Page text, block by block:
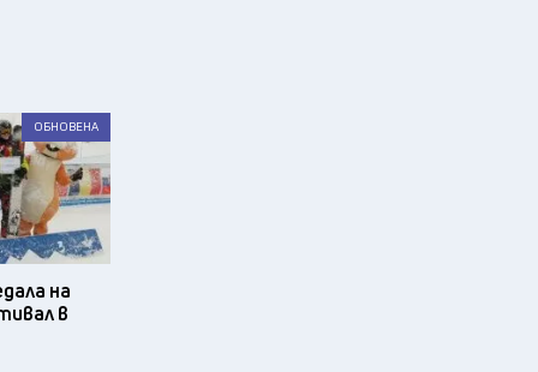
ОБНОВЕНА
на
в